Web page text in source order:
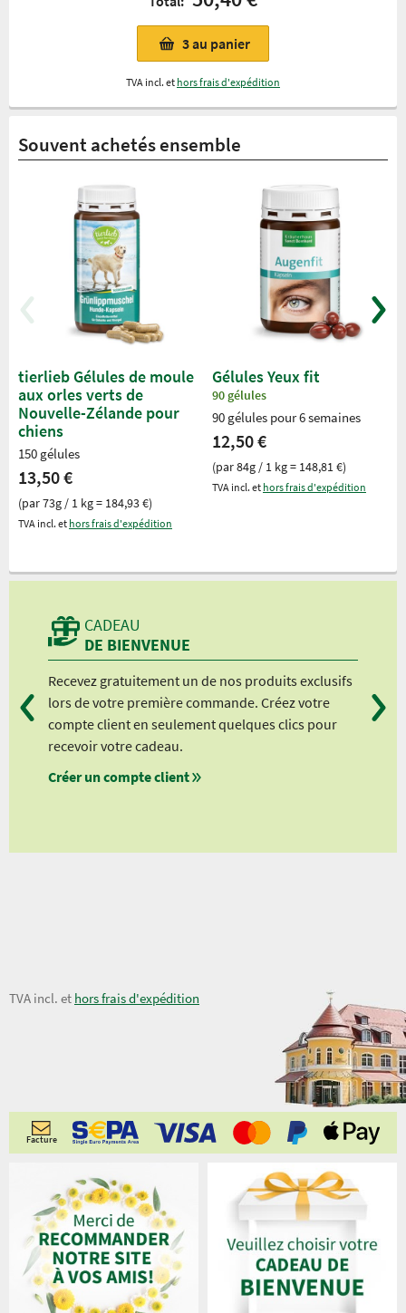
3au panier
TVA incl. et hors frais d'expédition
Souvent achetés ensemble
tierlieb Gélules de moule
aux orles verts de
Nouvelle-Zélande pour
chiens
150 gélules
13,50 €
(par 73g / 1 kg = 184,93 €)
TVA incl. et hors frais d'expédition
Gélules Yeux fit
90 gélules
90 gélules pour 6 semaines
12,50 €
(par 84g / 1 kg = 148,81 €)
TVA incl. et hors frais d'expédition
CADEAU
DE BIENVENUE
Recevez gratuitement un de nos produits exclusifs
lors de votre première commande. Créez votre
compte client en seulement quelques clics pour
recevoir votre cadeau.
Créer un compte client
13,50 €
TVA incl. et hors frais d'expédition
Facture